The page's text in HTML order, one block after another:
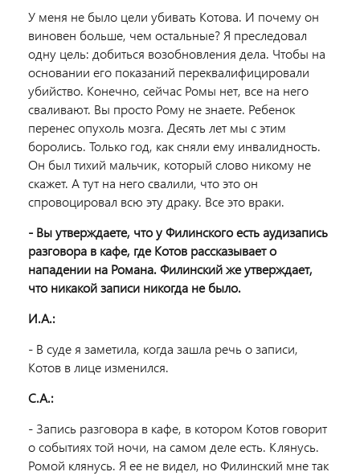
У меня не было цели убивать Котова. И почему он
виновен больше, чем остальные? Я преследовал
одну цель: добиться возобновления дела. Чтобы на
основании его показаний переквалифицировали
убийство. Конечно, сейчас Ромы нет, все на него
сваливают. Вы просто Рому не знаете. Ребенок
перенес опухоль мозга. Десять лет мы с этим
боролись. Только год, как сняли ему инвалидность.
Он был тихий мальчик, который слово никому не
скажет. А тут на него свалили, что это он
спровоцировал всю эту драку. Все это враки.
- Вы утверждаете, что у Филинского есть аудизапись
разговора в кафе, где Котов рассказывает о
нападении на Романа. Филинский же утверждает,
что никакой записи никогда не было.
И.А.:
- В суде я заметила, когда зашла речь о записи,
Котов в лице изменился.
С.А.:
- Запись разговора в кафе, в котором Котов говорит
о событиях той ночи, на самом деле есть. Клянусь.
Ромой клянусь. Я ее не видел, но Филинский мне так